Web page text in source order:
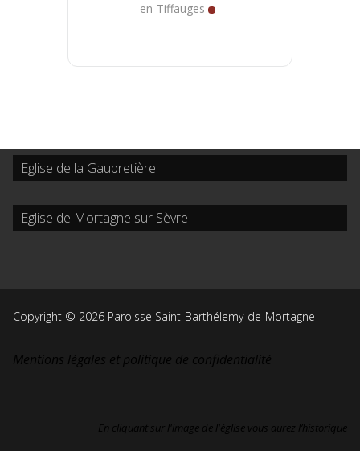
en-Tiffauges
Eglise de la Gaubretière
Eglise de Mortagne sur Sèvre
Copyright © 2026 Paroisse Saint-Barthélemy-de-Mortagne
Mentions légales et politique de confidentialité
En cliquant sur l'image de l'église vous aurez l’historique